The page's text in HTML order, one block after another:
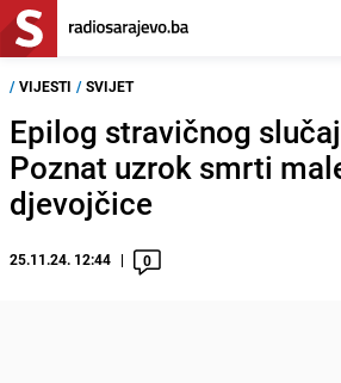
/ VIJESTI / SVIJET
Epilog stravičnog
Poznat uzrok smrti
djevojčice
25.11.24. 12:44 0